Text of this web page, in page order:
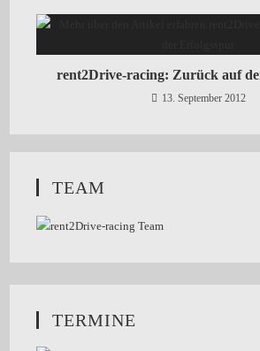
rent2Drive-racing: Zurück auf
13. September 2012
TEAM
TERMINE